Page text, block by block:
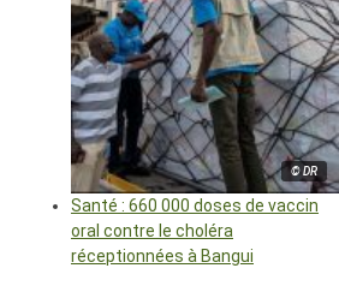
© DR
Santé : 660 000 doses de vaccin
oral contre le choléra
réceptionnées à Bangui